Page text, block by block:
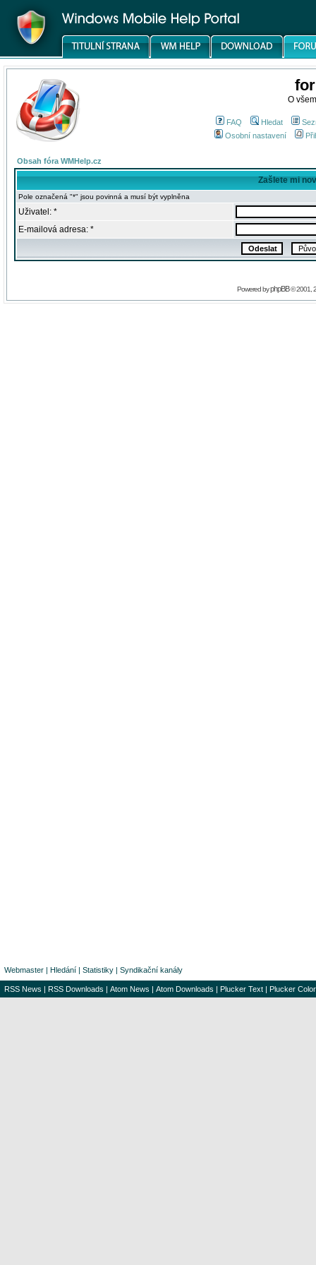
O
FAQ Hledat
Osobní nastavení
Obsah fóra WMHelp.cz
Zašlete mi
Pole označená "*" jsou povinná a musí být vyplněna
Uživatel: *
E-mailová adresa: *
Powered byphpBB© 2001,
Webmaster | Hledání | Statistiky | Syndikační kanály
RSS News | RSS Downloads | Atom News | Atom Downloads | Plucker Text | Plucker Color